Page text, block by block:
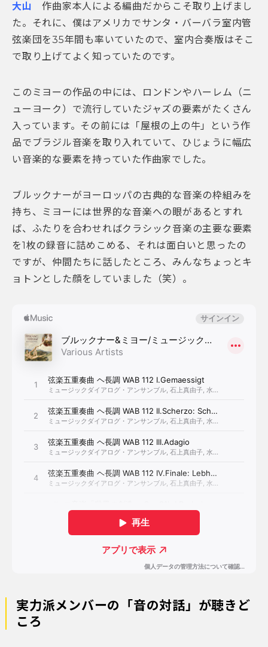
大山
作曲家本人による編曲だからこそ取り上げまし
た。それに、僕はアメリカでサンタ・バーバラ室内管
弦楽団を35年間も率いていたので、室内合奏版はそこ
で取り上げてよく知っていたのです。
このミヨーの作品の中には、ロンドンやハーレム（ニ
ューヨーク）で流行していたジャズの要素がたくさん
入っています。その前には「屋根の上の牛」という作
品でブラジル音楽を取り入れていて、ひじょうに幅広
い音楽的な要素を持っていた作曲家でした。
ブルックナーがヨーロッパの古典的な音楽の枠組みを
持ち、ミヨーには世界的な音楽への眼があるとすれ
ば、ふたりを合わせればクラシック音楽の主要な要素
を1枚の録音に詰めこめる、それは面白いと思ったの
ですが、仲間たちに話したところ、みんなちょっとキ
ョトンとした顔をしていました（笑）。
実力派メンバーの「音の対話」が聴きど
ころ